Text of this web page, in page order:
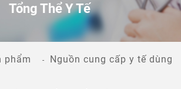
Tổng Thể Y Tế
phẩm Nguồn cung cấp y tế dùng